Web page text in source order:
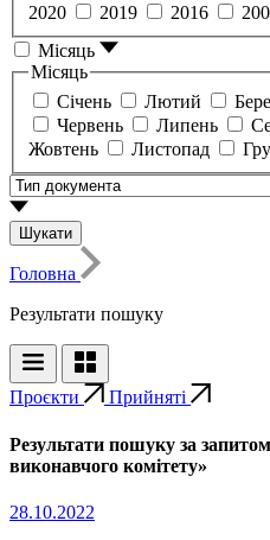
2020
2019 2016
Місяць
Місяць
Січень
Лютий
Червень
Липень
Жовтень
Листопад
Шукати
Головна
Результати пошуку
Проєкти Прийняті
Результати пошуку за
виконавчого комітету»
28.10.2022